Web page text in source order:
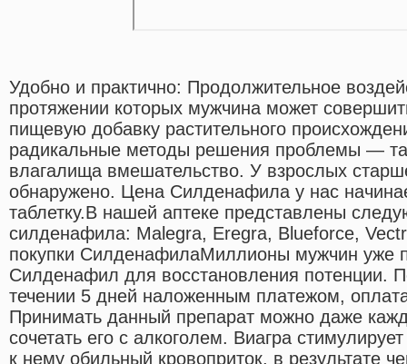
Удобно и практично: Продолжительное
протяжении которых мужчина может
пищевую добавку растительного
радикальные методы решения проблемы —
влагалища вмешательство. У взрослых
обнаружено. Цена Силденафила у нас
таблетку.В нашей аптеке представлены
силденафила: Malegra, Eregra, Blueforce,
покупки СилденафилаМиллионы мужчин уже
Силденафил для восстановления потенции.
течении 5 дней наложенным платежом,
Принимать данный препарат можно даже
сочетать его с алкоголем. Виагра
к нему обильный кровоприток, в результате